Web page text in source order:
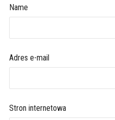
Name
Adres e-mail
Stron internetowa